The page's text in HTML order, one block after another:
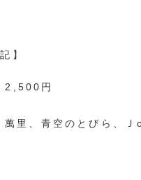
記】
円
里、青空のとびら、